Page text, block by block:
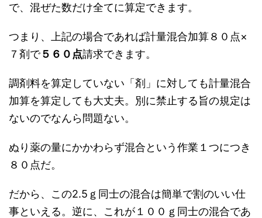
で、混ぜた数だけ全てに算定できます。
つまり、上記の場合であれば計量混合加算８０点×
７剤で５６０点請求できます。
調剤料を算定していない「剤」に対しても計量混合
加算を算定しても大丈夫。別に禁止する旨の規定は
ないのでなんら問題ない。
ぬり薬の量にかかわらず混合という作業１つにつき
８０点だ。
だから、この2.5ｇ同士の混合は簡単で割のいい仕
事といえる。逆に、これが１００ｇ同士の混合であ